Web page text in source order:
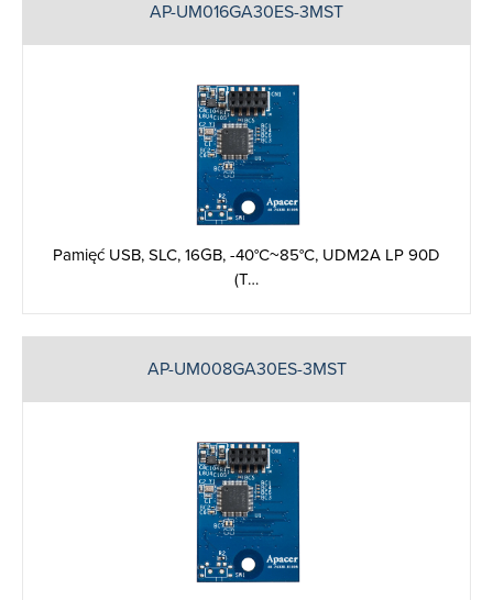
AP-UM016GA30ES-3MST
Pamięć USB, SLC, 16GB, -40°C~85°C, UDM2A LP 90D
(T…
AP-UM008GA30ES-3MST